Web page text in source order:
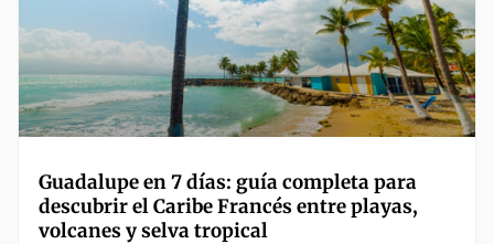
Guadalupe en 7 días: guía completa para
descubrir el Caribe Francés entre playas,
volcanes y selva tropical